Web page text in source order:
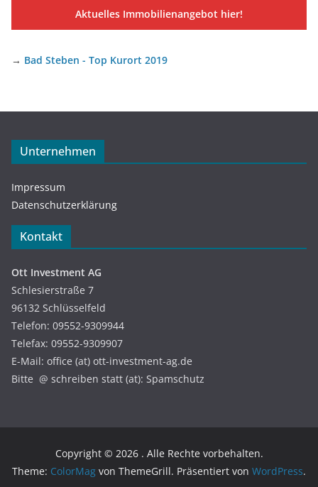
Aktuelles Immobilienangebot hier!
→ Bad Steben - Top Kurort 2019
Unternehmen
Impressum
Datenschutzerklärung
Kontakt
Ott Investment AG
Schlesierstraße 7
96132 Schlüsselfeld
Telefon: 09552-9309944
Telefax: 09552-9309907
E-Mail: office (at) ott-investment-ag.de
Bitte @ schreiben statt (at): Spamschutz
Copyright © 2026 . Alle Rechte vorbehalten.
Theme: ColorMag von ThemeGrill. Präsentiert von WordPress.